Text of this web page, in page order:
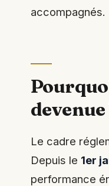
accompagnés.
Le cadre
Depuis le 1er
performance